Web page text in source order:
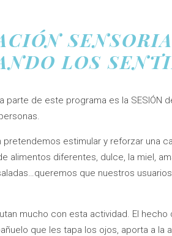
LOS
de este programa es la SESIÓN de
estimular y reforzar una
alimentos diferentes, dulce, la miel,
que nuestros
mucho con esta actividad. El
que les tapa los ojos, aporta a